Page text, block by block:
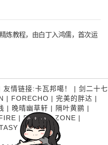
炼教程，由白丁入鸿儒，首次运
友情链接:卡瓦邦噶！ | 剑二十七
| FORECHO | 完美的胖达 |
| 晚晴幽草轩 | 隔叶黄鹂 |
| P3TERX ZONE |
|糊涂说